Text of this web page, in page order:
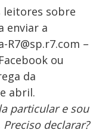
leitores sobre
enviar a
–
ou
da
abril.
particular e sou
declarar?